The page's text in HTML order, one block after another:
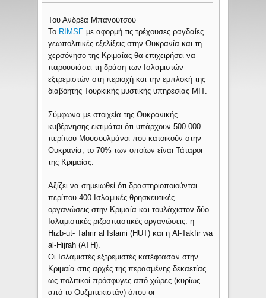
Του Ανδρέα Μπανούτσου
Το RIMSE με αφορμή τις τρέχουσες ραγδαίες
γεωπολιτικές εξελίξεις στην Ουκρανία και τη
χερσόνησο της Κριμαίας θα επιχειρήσει να
παρουσιάσει τη δράση των Ισλαμιστών
εξτρεμιστών στη περιοχή και την εμπλοκή της
διαβόητης Τουρκικής μυστικής υπηρεσίας ΜΙΤ.
Σύμφωνα με στοιχεία της Ουκρανικής
κυβέρνησης εκτιμάται ότι υπάρχουν 500.000
περίπου Μουσουλμάνοι που κατοικούν στην
Ουκρανία, το 70% των οποίων είναι Τάταροι
της Κριμαίας.
Αξίζει να σημειωθεί ότι δραστηριοποιούνται
περίπου 400 Ισλαμικές θρησκευτικές
οργανώσεις στην Κριμαία και τουλάχιστον δύο
Ισλαμιστικές ριζοσπαστικές οργανώσεις: η
Hizb-ut- Tahrir al Islami (HUT) και η Al-Takfir wa
al-Hijrah (ΑΤΗ).
Οι Ισλαμιστές εξτρεμιστές κατέφτασαν στην
Κριμαία στις αρχές της περασμένης δεκαετίας
ως πολιτικοί πρόσφυγες από χώρες (κυρίως
από το Ουζμπεκιστάν) όπου οι